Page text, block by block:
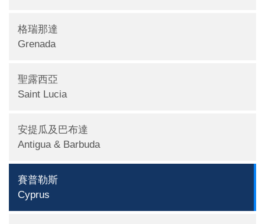
格瑞那達
Grenada
聖露西亞
Saint Lucia
安提瓜及巴布達
Antigua & Barbuda
賽普勒斯
Cyprus